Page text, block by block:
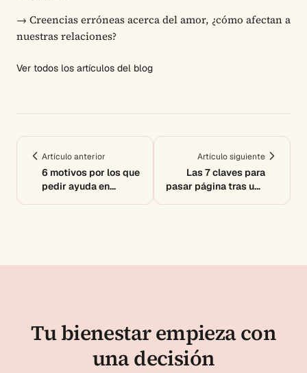
→ Creencias erróneas acerca del amor, ¿cómo afectan a
nuestras relaciones?
Ver todos los artículos del blog
Artículo anterior
6 motivos por los que
pedir ayuda en
Artículo siguiente
Las 7 claves para
pasar página tras una
Tu bienestar empieza con
una decisión